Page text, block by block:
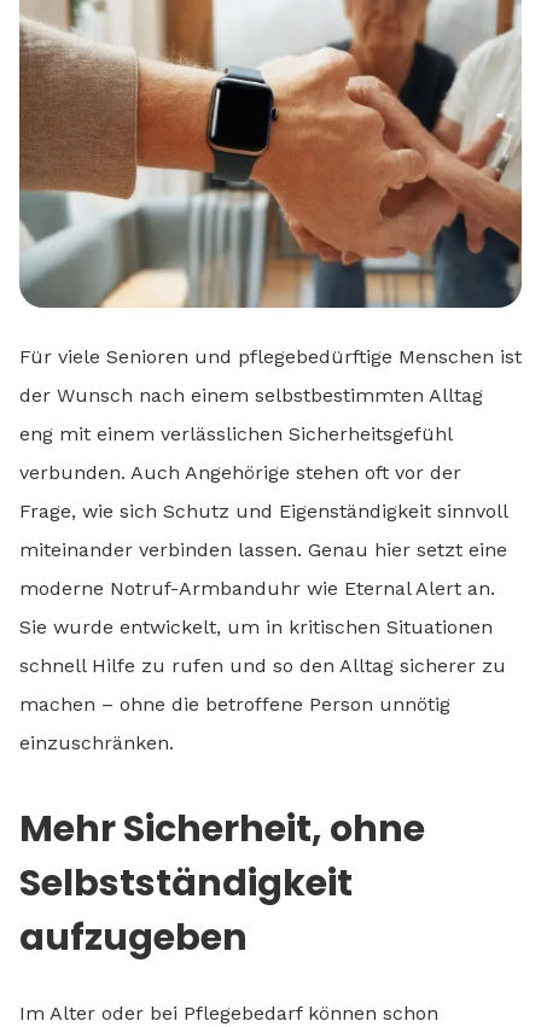
Für viele Senioren und pflegebedürftige Menschen ist
der Wunsch nach einem selbstbestimmten Alltag
eng mit einem verlässlichen Sicherheitsgefühl
verbunden. Auch Angehörige stehen oft vor der
Frage, wie sich Schutz und Eigenständigkeit sinnvoll
miteinander verbinden lassen. Genau hier setzt eine
moderne Notruf-Armbanduhr wie Eternal Alert an.
Sie wurde entwickelt, um in kritischen Situationen
schnell Hilfe zu rufen und so den Alltag sicherer zu
machen – ohne die betroffene Person unnötig
einzuschränken.
Mehr Sicherheit, ohne
Selbstständigkeit
aufzugeben
Im Alter oder bei Pflegebedarf können schon